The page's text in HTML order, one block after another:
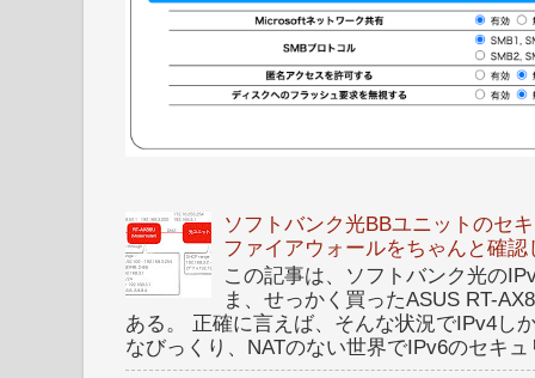
ソフトバンク光BBユニットのセ
ファイアウォールをちゃんと確認
この記事は、ソフトバンク光の
ま、せっかく買ったASUS RT-
ある。 正確に言えば、そんな状況でIPv4し
なびっくり、NATのない世界でIPv6のセキ